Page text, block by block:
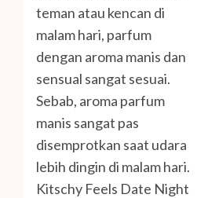
teman atau kencan di
malam hari, parfum
dengan aroma manis dan
sensual sangat sesuai.
Sebab, aroma parfum
manis sangat pas
disemprotkan saat udara
lebih dingin di malam hari.
Kitschy Feels Date Night